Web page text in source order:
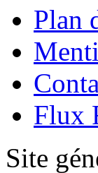
Plan
Flux
Site